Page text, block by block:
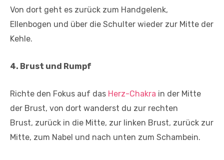
Von dort geht es zurück zum Handgelenk,
Ellenbogen und über die Schulter wieder zur Mitte der
Kehle.
4. Brust und Rumpf
Richte den Fokus auf das Herz-Chakra in der Mitte
der Brust, von dort wanderst du zur rechten
Brust, zurück in die Mitte, zur linken Brust, zurück zur
Mitte, zum Nabel und nach unten zum Schambein.